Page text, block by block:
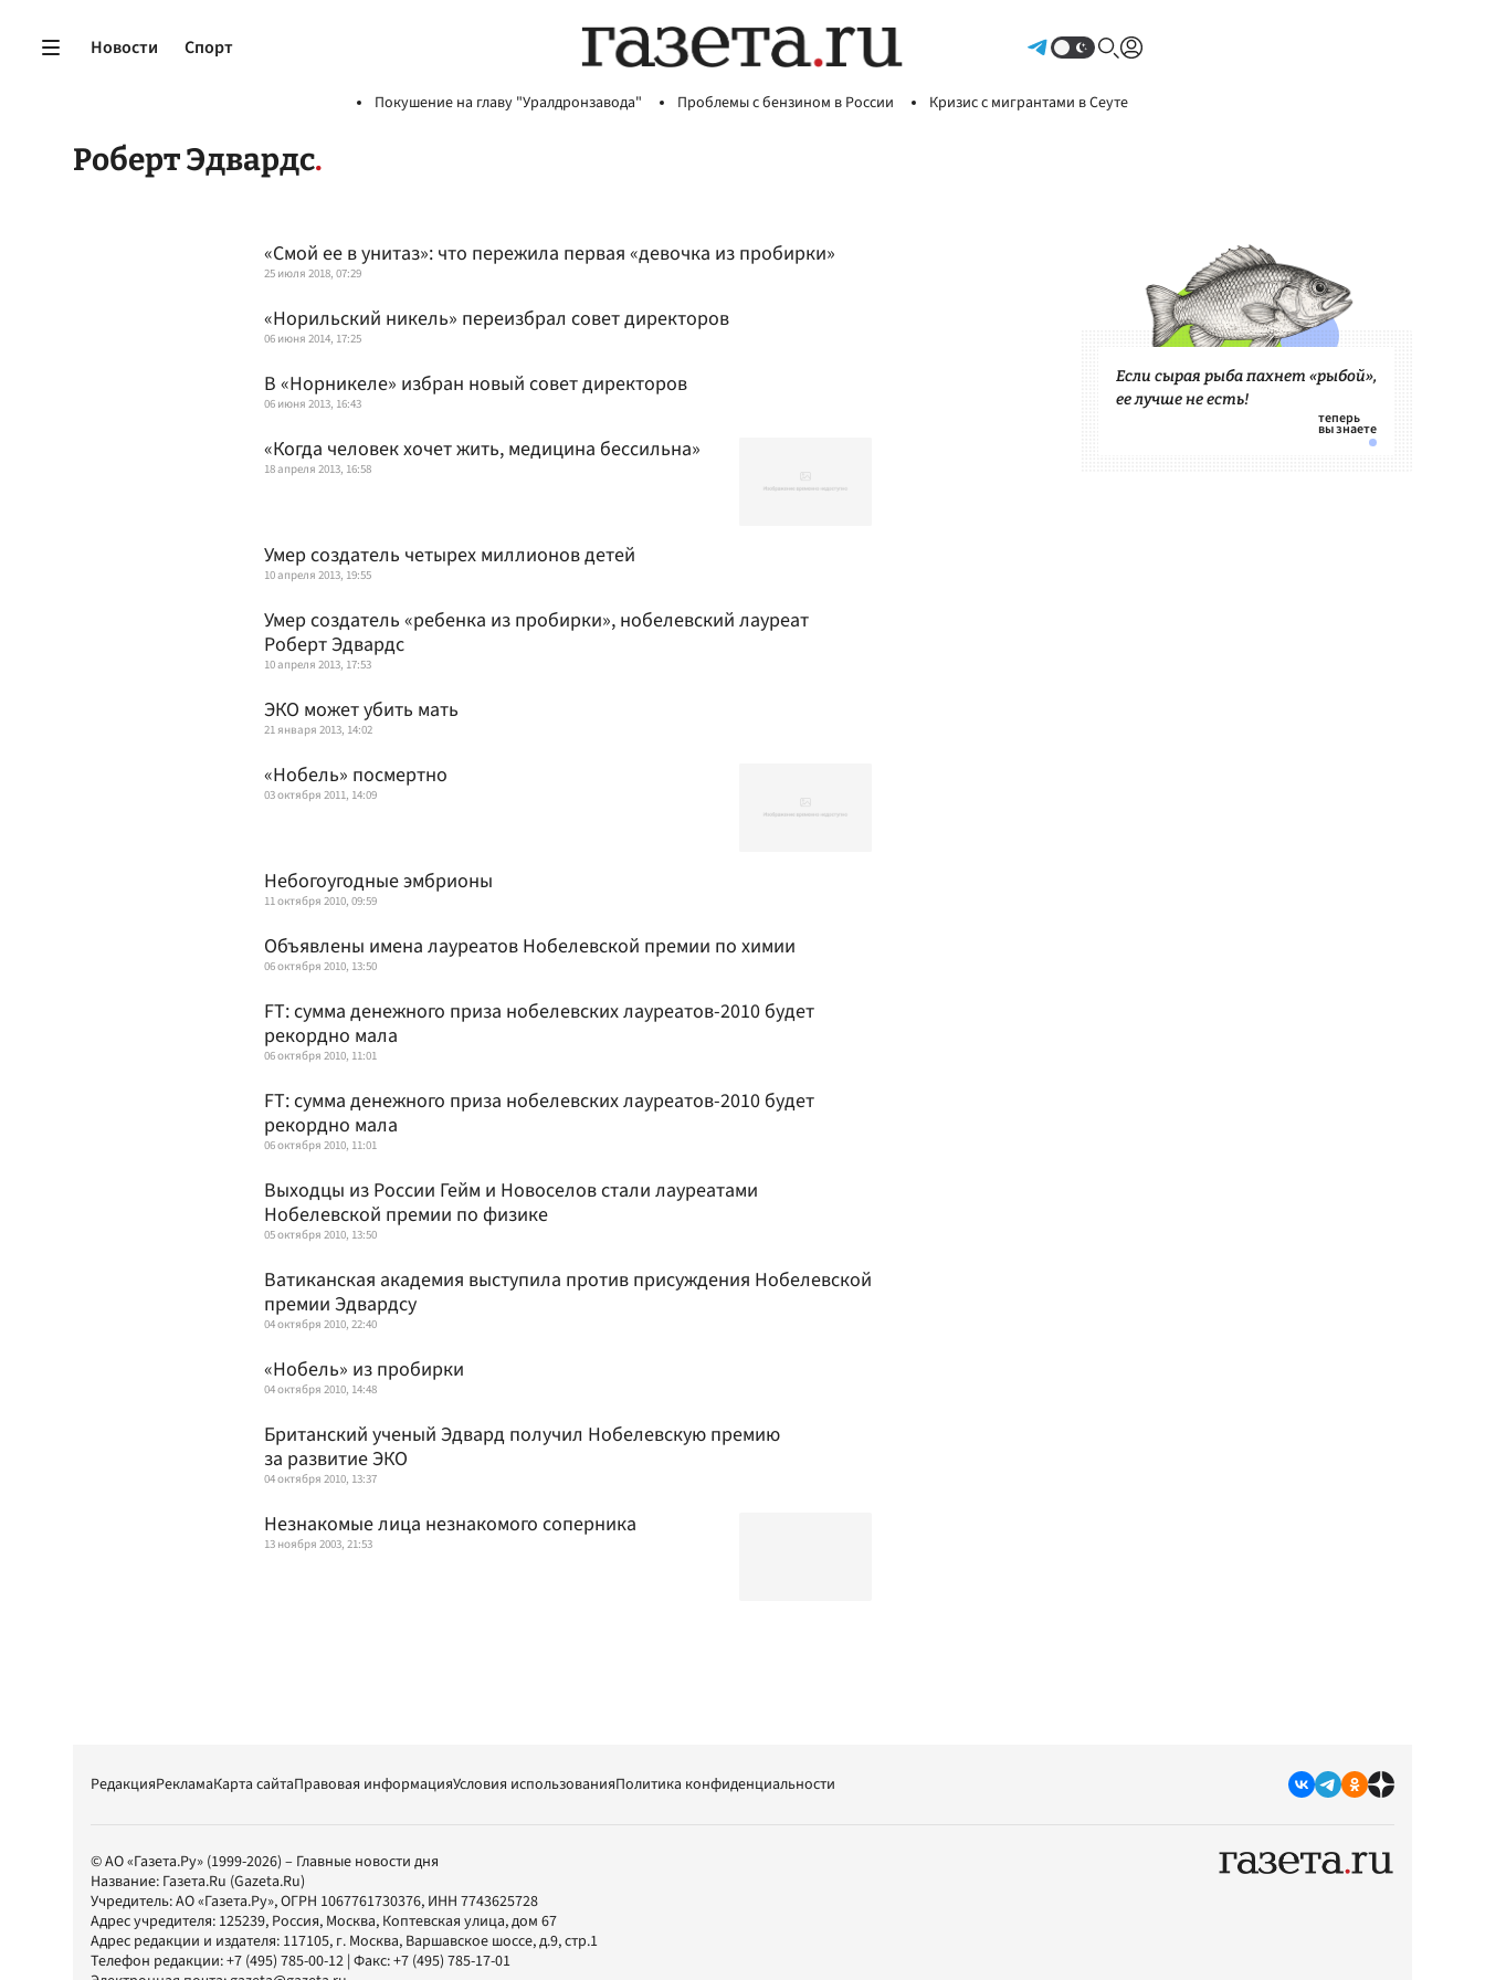
Новости Спорт
Покушение на главу "Уралдронзавода" Проблемы с бензином в России Кризис с мигрантами в Сеуте
Роберт Эдвардс
«Смой ее в унитаз»: что пережила первая «девочка из пробирки»
25 июля 2018, 07:29
«Норильский никель» переизбрал совет директоров
06 июня 2014, 17:25
В «Норникеле» избран новый совет директоров
06 июня 2013, 16:43
«Когда человек хочет жить, медицина бессильна»
18 апреля 2013, 16:58
Умер создатель четырех миллионов детей
10 апреля 2013, 19:55
Умер создатель «ребенка из пробирки», нобелевский лауреат
Роберт Эдвардс
10 апреля 2013, 17:53
ЭКО может убить мать
21 января 2013, 14:02
«Нобель» посмертно
03 октября 2011, 14:09
Небогоугодные эмбрионы
11 октября 2010, 09:59
Объявлены имена лауреатов Нобелевской премии по химии
06 октября 2010, 13:50
FT: сумма денежного приза нобелевских лауреатов-2010 будет
рекордно мала
06 октября 2010, 11:01
FT: сумма денежного приза нобелевских лауреатов-2010 будет
рекордно мала
06 октября 2010, 11:01
Выходцы из России Гейм и Новоселов стали лауреатами
Нобелевской премии по физике
05 октября 2010, 13:50
Ватиканская академия выступила против присуждения Нобелевской
премии Эдвардсу
04 октября 2010, 22:40
«Нобель» из пробирки
04 октября 2010, 14:48
Британский ученый Эдвард получил Нобелевскую премию
за развитие ЭКО
04 октября 2010, 13:37
Незнакомые лица незнакомого соперника
13 ноября 2003, 21:53
Если сырая рыба пахнет «рыбой»,
ее лучше не есть!
РедакцияРекламаКарта сайтаПравовая информацияУсловия использованияПолитика конфиденциальности
© АО «Газета.Ру» (1999-2026) – Главные новости дня
Название: Газета.Ru (Gazeta.Ru)
Учредитель:АО «Газета.Ру», ОГРН 1067761730376, ИНН 7743625728
Адрес учредителя: 125239, Россия, Москва, Коптевская улица, дом 67
Адрес редакции и издателя: 117105, г. Москва, Варшавское шоссе, д.9, стр.1
Телефон редакции:+7 (495) 785-00-12 | Факс:+7 (495) 785-17-01